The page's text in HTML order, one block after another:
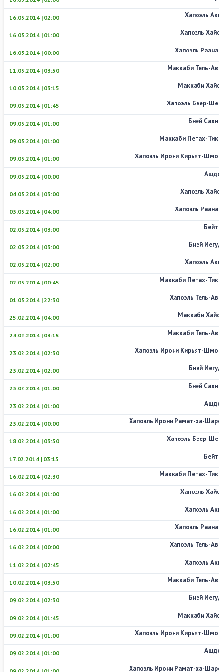
16.03.2014 | 02:00 Хапоэль
16.03.2014 | 01:00 Хапоэль
16.03.2014 | 00:00 Хапоэль
11.03.2014 | 03:50 Маккаби Тель-
10.03.2014 | 03:15 Маккаби
09.03.2014 | 01:45 Хапоэль Беер-
09.03.2014 | 01:00 Бней
09.03.2014 | 01:00 Маккаби Петах-
09.03.2014 | 01:00 Хапоэль Ирони Кирьят-
09.03.2014 | 00:00
04.03.2014 | 03:00 Хапоэль
03.03.2014 | 04:00 Хапоэль
02.03.2014 | 03:00
02.03.2014 | 03:00 Бней
02.03.2014 | 02:00 Хапоэль
02.03.2014 | 00:45 Маккаби Петах-
01.03.2014 | 22:30 Хапоэль Тель-
25.02.2014 | 04:00 Маккаби
24.02.2014 | 03:15 Маккаби Тель-
23.02.2014 | 02:30 Хапоэль Ирони Кирьят-
23.02.2014 | 02:00 Бней
23.02.2014 | 01:00 Бней
23.02.2014 | 01:00
23.02.2014 | 00:00 Хапоэль Ирони Рамат-ха-
18.02.2014 | 03:50 Хапоэль Беер-
17.02.2014 | 03:15
16.02.2014 | 02:30 Маккаби Петах-
16.02.2014 | 01:00 Хапоэль
16.02.2014 | 01:00 Хапоэль
16.02.2014 | 01:00 Хапоэль
16.02.2014 | 00:00 Хапоэль Тель-
11.02.2014 | 02:45 Хапоэль
10.02.2014 | 03:50 Маккаби Тель-
09.02.2014 | 02:30 Бней
09.02.2014 | 01:45 Маккаби
09.02.2014 | 01:00 Хапоэль Ирони Кирьят-
09.02.2014 | 01:00
Хапоэль Ирони Рамат-ха-